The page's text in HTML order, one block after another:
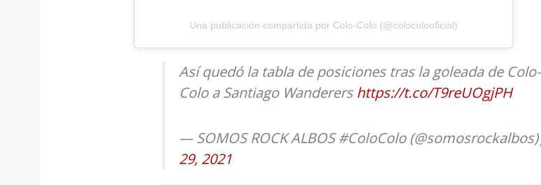
Una publicación compartida por Colo-Colo (@colocolooficial)
Así quedó la tabla de posiciones tras la goleada de Colo-
Colo a Santiago Wanderershttps://t.co/T9reUOgjPH
— SOMOS ROCK ALBOS #ColoColo (@somosrockalbos)
29, 2021